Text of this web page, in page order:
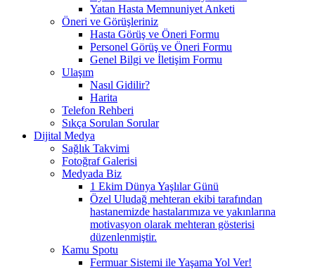
Yatan Hasta Memnuniyet Anketi
Öneri ve Görüşleriniz
Hasta Görüş ve Öneri Formu
Personel Görüş ve Öneri Formu
Genel Bilgi ve İletişim Formu
Ulaşım
Nasıl Gidilir?
Harita
Telefon Rehberi
Sıkça Sorulan Sorular
Dijital Medya
Sağlık Takvimi
Fotoğraf Galerisi
Medyada Biz
1 Ekim Dünya Yaşlılar Günü
Özel Uludağ mehteran ekibi tarafından
hastanemizde hastalarımıza ve yakınlarına
motivasyon olarak mehteran gösterisi
düzenlenmiştir.
Kamu Spotu
Fermuar Sistemi ile Yaşama Yol Ver!